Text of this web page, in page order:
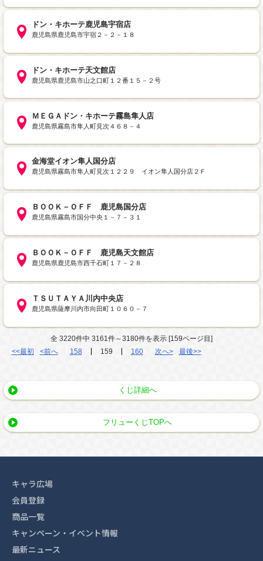
ドン・キホーテ鹿児島宇宿店
鹿児島県鹿児島市宇宿２－２－１８
ドン・キホーテ天文館店
鹿児島県鹿児島市山之口町１２番１５－２号
ＭＥＧＡドン・キホーテ霧島隼人店
鹿児島県霧島市隼人町見次４６８－４
金海堂イオン隼人国分店
鹿児島県霧島市隼人町見次１２２９ イオン隼人国分店２Ｆ
ＢＯＯＫ－ＯＦＦ 鹿児島国分店
鹿児島県霧島市国分中央１－７－３１
ＢＯＯＫ－ＯＦＦ 鹿児島天文館店
鹿児島県鹿児島市西千石町１７－２８
ＴＳＵＴＡＹＡ川内中央店
鹿児島県薩摩川内市向田町１０６０－７
全 3220件中 3161件～3180件を表示 [159ページ目]
<<最初
<前へ 158 159 160 次へ> 最後>>
くじ詳細へ
フリューくじTOPへ
キャラ広場
会員登録
商品一覧
キャンペーン・イベント情報
最新ニュース